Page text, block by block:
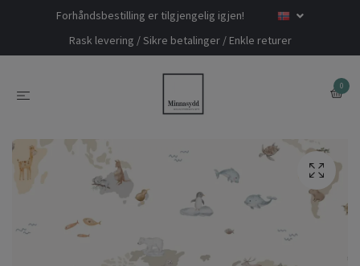
Forhåndsbestilling er tilgjengelig igjen!
Rask levering / Sikre betalinger / Enkle returer
0